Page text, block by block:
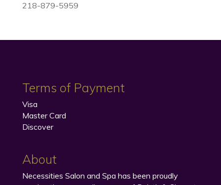
218-879-5959
Terms of Payment
Visa
Master Card
Discover
About
Necessities Salon and Spa has been proudly